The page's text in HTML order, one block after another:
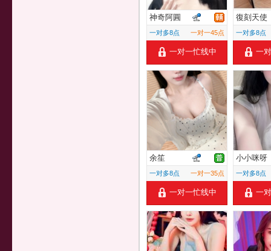
神奇阿圓
一对多8点 一对一45点
一对一忙线中
復刻天使
一对多8点
一
余笙
一对多8点 一对一35点
一对一忙线中
小小咪呀
一对多8点
一